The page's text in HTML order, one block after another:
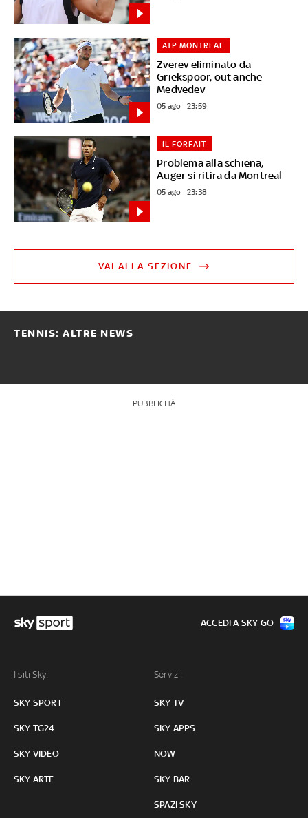
Zverev eliminato da
Griekspoor, out anche
Medvedev
ATP MONTREAL
05 ago - 23:59
Problema alla schiena,
Auger si ritira da Montreal
IL FORFAIT
05 ago - 23:38
VAI ALLA SEZIONE
TENNIS: ALTRE NEWS
PUBBLICITÀ
I siti Sky:
SKY SPORT
SKY TG24
SKY VIDEO
SKY ARTE
Servizi:
SKY TV
SKY APPS
NOW
SKY BAR
SPAZI SKY
ACCEDI A SKY GO